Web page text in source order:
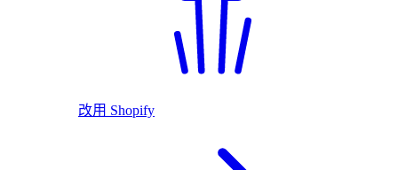
改用 Shopify